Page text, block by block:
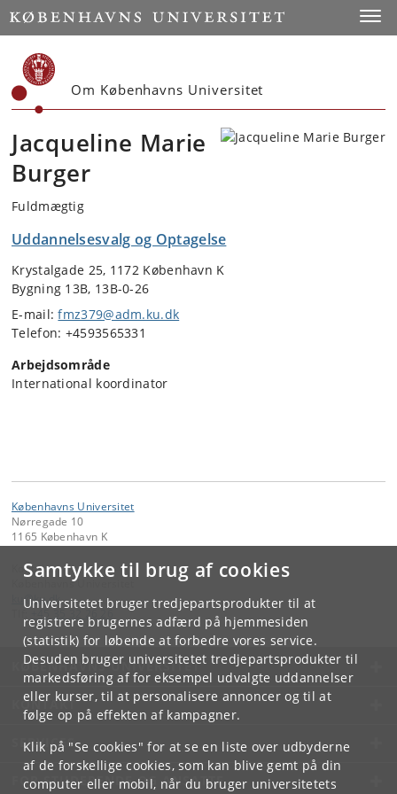
Samtykke til brug af cookies
Universitetet bruger tredjepartsprodukter til at
registrere brugernes adfærd på hjemmesiden
(statistik) for løbende at forbedre vores service.
Desuden bruger universitetet tredjepartsprodukter til
markedsføring af for eksempel udvalgte uddannelser
eller kurser, til at personalisere annoncer og til at
følge op på effekten af kampagner.
Klik på "Se cookies" for at se en liste over udbyderne
af de forskellige cookies, som kan blive gemt på din
computer eller mobil, når du bruger universitetets
Start
Om Københavns Universitet
Jacqueline Marie
Burger
Fuldmægtig
Uddannelsesvalg og Optagelse
Krystalgade 25, 1172 København K
Bygning 13B, 13B-0-26
E-mail:fmz379@adm.ku.dk
Telefon: +4593565331
Arbejdsområde
International koordinator
Københavns Universitet
Nørregade 10
1165 København K
Kontakt:
Københavns Universitet
@ku.dk
KØBENHAVNS UNIVERSITET
KONTAKT
SERVICES
FOR STUDERENDE OG ANSATTE